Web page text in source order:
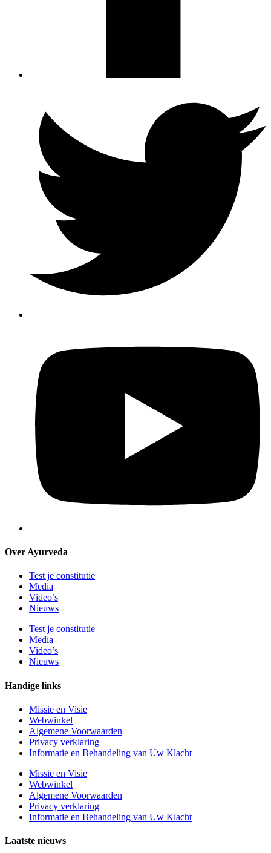
Over Ayurveda
Test je constitutie
Media
Video’s
Nieuws
Test je constitutie
Media
Video’s
Nieuws
Handige links
Missie en Visie
Webwinkel
Algemene Voorwaarden
Privacy verklaring
Informatie en Behandeling van Uw Klacht
Missie en Visie
Webwinkel
Algemene Voorwaarden
Privacy verklaring
Informatie en Behandeling van Uw Klacht
Laatste nieuws